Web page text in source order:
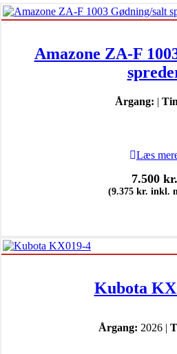
Amazone ZA-F
Årgang: |
Læs
7.500 kr.
(9.375 kr. inkl.
Kubota
Årgang: 2026 |